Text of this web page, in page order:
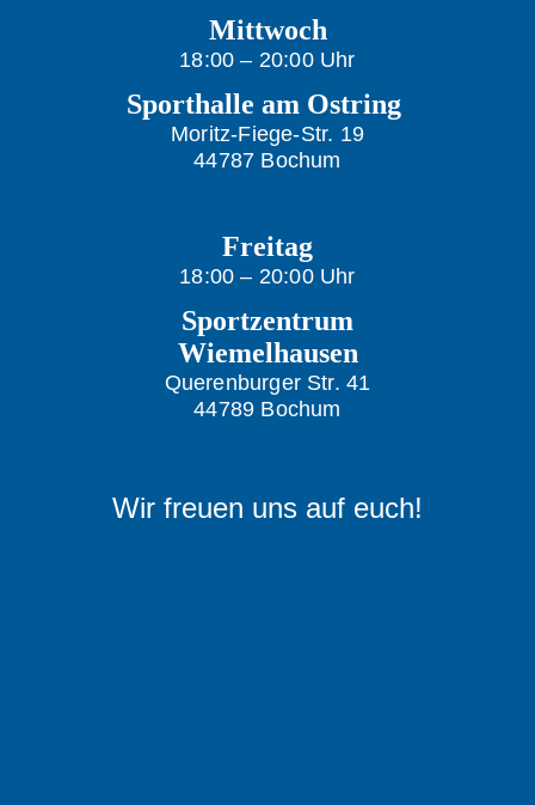
Mittwoch
18:00 – 20:00 Uhr
Sporthalle am Ostring
Moritz-Fiege-Str. 19
44787 Bochum
Freitag
18:00 – 20:00 Uhr
Sportzentrum
Wiemelhausen
Querenburger Str. 41
44789 Bochum
Wir freuen uns auf euch!